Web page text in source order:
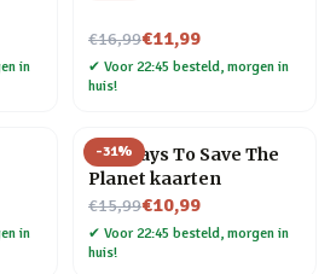
in
€16,99
Nu voor€11,99
✔ Voor 22:45 besteld, morgen in
huis!
in
-31%
100 Ways To Save The
Planet kaarten
€15,99
Nu voor€10,99
✔ Voor 22:45 besteld, morgen in
huis!